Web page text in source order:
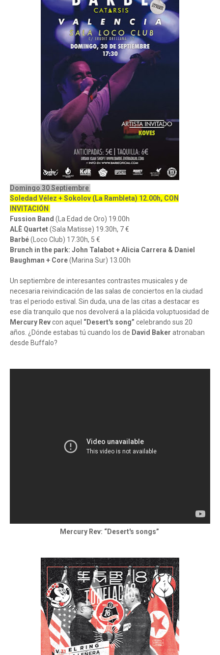
Domingo 30 Septiembre
Soledad Vélez + Sokolov (La Rambleta) 12.00h, CON
INVITACIÓN
Fussion Band (La Edad de Oro) 19.00h
ALÈ Quartet(Sala Matisse) 19.30h, 7 €
Barbé(Loco Club) 17.30h, 5 €
Brunch in the park: John Talabot + Alicia Carrera & Daniel
Baughman + Core(Marina Sur) 13.00h
Un septiembre de interesantes contrastes musicales y de
necesaria reivindicación de las salas de conciertos en la ciudad
tras el periodo estival. Sin duda, una de las citas a destacar es
ese día tranquilo que nos devolverá a la plácida voluptuosidad de
Mercury Revcon aquel “Desert's song” celebrando sus 20
años. ¿Dónde estabas tú cuando los de David Baker atronaban
desde Buffalo?
Mercury Rev: “Desert's songs”